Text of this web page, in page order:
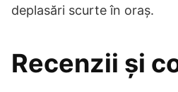
deplasări scurte în oraș.
Recenzii și